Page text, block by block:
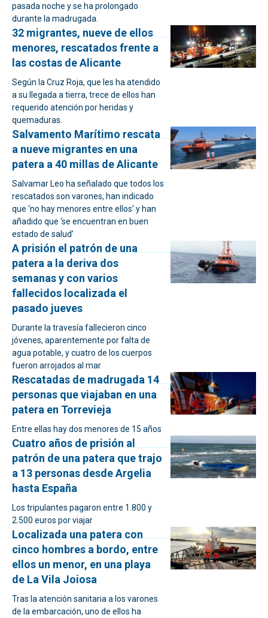
pasada noche y se ha prolongado
durante la madrugada.
32 migrantes, nueve de ellos
menores, rescatados frente a
las costas de Alicante
Según la Cruz Roja, que les ha atendido
a su llegada a tierra, trece de ellos han
requerido atención por heridas y
quemaduras.
Salvamento Marítimo rescata
a nueve migrantes en una
patera a 40 millas de Alicante
Salvamar Leo ha señalado que todos los
rescatados son varones, han indicado
que ‘no hay menores entre ellos’ y han
añadido que ‘se encuentran en buen
estado de salud’
A prisión el patrón de una
patera a la deriva dos
semanas y con varios
fallecidos localizada el
pasado jueves
Durante la travesía fallecieron cinco
jóvenes, aparentemente por falta de
agua potable, y cuatro de los cuerpos
fueron arrojados al mar
Rescatadas de madrugada 14
personas que viajaban en una
patera en Torrevieja
Entre ellas hay dos menores de 15 años
Cuatro años de prisión al
patrón de una patera que trajo
a 13 personas desde Argelia
hasta España
Los tripulantes pagaron entre 1.800 y
2.500 euros por viajar
Localizada una patera con
cinco hombres a bordo, entre
ellos un menor, en una playa
de La Vila Joiosa
Tras la atención sanitaria a los varones
de la embarcación, uno de ellos ha